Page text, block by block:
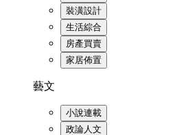
裝潢設計
生活綜合
房產買賣
家居佈置
藝文
小說連載
政論人文